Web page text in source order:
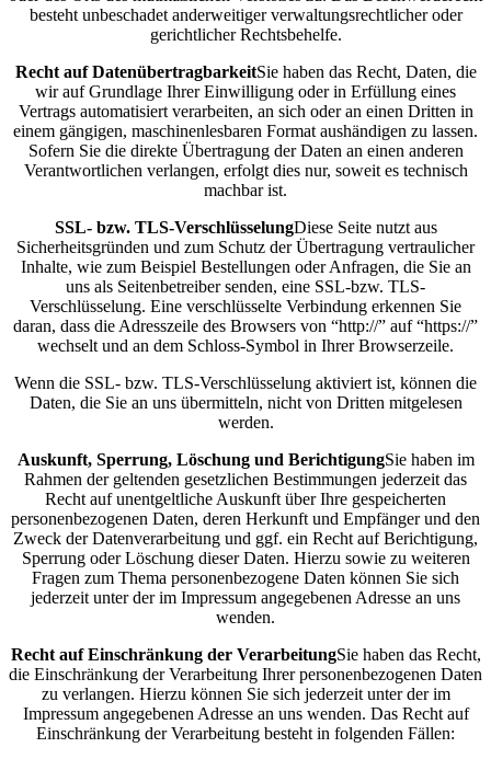
besteht unbeschadet anderweitiger verwaltungsrechtlicher oder
gerichtlicher Rechtsbehelfe.
Recht auf DatenübertragbarkeitSie haben das Recht, Daten, die
wir auf Grundlage Ihrer Einwilligung oder in Erfüllung eines
Vertrags automatisiert verarbeiten, an sich oder an einen Dritten in
einem gängigen, maschinenlesbaren Format aushändigen zu lassen.
Sofern Sie die direkte Übertragung der Daten an einen anderen
Verantwortlichen verlangen, erfolgt dies nur, soweit es technisch
machbar ist.
SSL- bzw. TLS-VerschlüsselungDiese Seite nutzt aus
Sicherheitsgründen und zum Schutz der Übertragung vertraulicher
Inhalte, wie zum Beispiel Bestellungen oder Anfragen, die Sie an
uns als Seitenbetreiber senden, eine SSL-bzw. TLS-
Verschlüsselung. Eine verschlüsselte Verbindung erkennen Sie
daran, dass die Adresszeile des Browsers von “http://” auf “https://”
wechselt und an dem Schloss-Symbol in Ihrer Browserzeile.
Wenn die SSL- bzw. TLS-Verschlüsselung aktiviert ist, können die
Daten, die Sie an uns übermitteln, nicht von Dritten mitgelesen
werden.
Auskunft, Sperrung, Löschung und BerichtigungSie haben im
Rahmen der geltenden gesetzlichen Bestimmungen jederzeit das
Recht auf unentgeltliche Auskunft über Ihre gespeicherten
personenbezogenen Daten, deren Herkunft und Empfänger und den
Zweck der Datenverarbeitung und ggf. ein Recht auf Berichtigung,
Sperrung oder Löschung dieser Daten. Hierzu sowie zu weiteren
Fragen zum Thema personenbezogene Daten können Sie sich
jederzeit unter der im Impressum angegebenen Adresse an uns
wenden.
Recht auf Einschränkung der VerarbeitungSie haben das Recht,
die Einschränkung der Verarbeitung Ihrer personenbezogenen Daten
zu verlangen. Hierzu können Sie sich jederzeit unter der im
Impressum angegebenen Adresse an uns wenden. Das Recht auf
Einschränkung der Verarbeitung besteht in folgenden Fällen: